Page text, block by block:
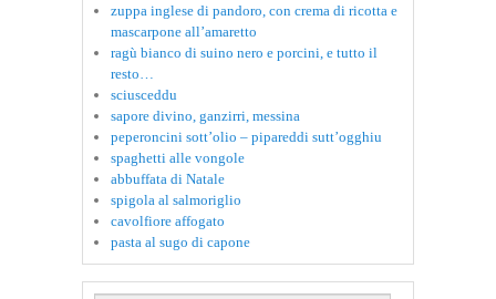
zuppa inglese di pandoro, con crema di ricotta e
mascarpone all’amaretto
ragù bianco di suino nero e porcini, e tutto il
resto…
sciusceddu
sapore divino, ganzirri, messina
peperoncini sott’olio – pipareddi sutt’ogghiu
spaghetti alle vongole
abbuffata di Natale
spigola al salmoriglio
cavolfiore affogato
pasta al sugo di capone